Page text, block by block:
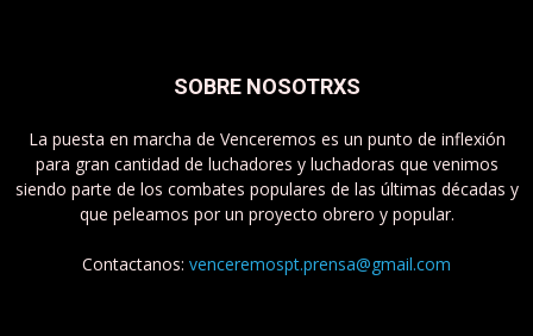
SOBRE NOSOTRXS
La puesta en marcha de Venceremos es un punto de inflexión
para gran cantidad de luchadores y luchadoras que venimos
siendo parte de los combates populares de las últimas décadas y
que peleamos por un proyecto obrero y popular.
Contactanos: venceremospt.prensa@gmail.com